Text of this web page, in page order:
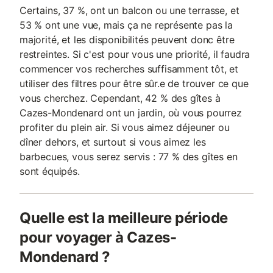
Certains, 37 %, ont un balcon ou une terrasse, et
53 % ont une vue, mais ça ne représente pas la
majorité, et les disponibilités peuvent donc être
restreintes. Si c'est pour vous une priorité, il faudra
commencer vos recherches suffisamment tôt, et
utiliser des filtres pour être sûr.e de trouver ce que
vous cherchez. Cependant, 42 % des gîtes à
Cazes-Mondenard ont un jardin, où vous pourrez
profiter du plein air. Si vous aimez déjeuner ou
dîner dehors, et surtout si vous aimez les
barbecues, vous serez servis : 77 % des gîtes en
sont équipés.
Quelle est la meilleure période
pour voyager à Cazes-
Mondenard ?